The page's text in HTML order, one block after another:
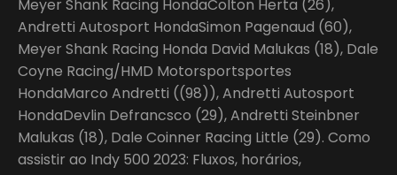
Meyer Shank Racing HondaColton Herta (26),
Andretti Autosport HondaSimon Pagenaud (60),
Meyer Shank Racing Honda David Malukas (18), Dale
Coyne Racing/HMD Motorsportsportes
HondaMarco Andretti ((98)), Andretti Autosport
HondaDevlin Defrancsco (29), Andretti Steinbner
Malukas (18), Dale Coinner Racing Little (29). Como
assistir ao Indy 500 2023: Fluxos, horários,